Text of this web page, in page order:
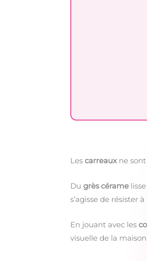
Les carreauxne sont
Du grès cérame
s’agisse de résister
En jouant avec les
visuelle de la maison